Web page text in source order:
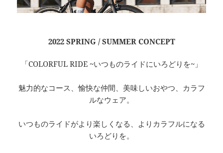
2022 SPRING / SUMMER CONCEPT
「COLORFUL RIDE ~いつものライドにいろどりを~」
魅力的なコース、愉快な仲間、美味しいおやつ、カラフ
ルなウェア。
いつものライドがより楽しくなる、よりカラフルになる
いろどりを。